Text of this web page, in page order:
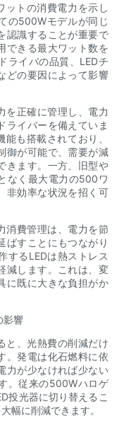
ットの消費電力を示し
の500Wモデルが同じ
認識することが重要で
できる最大ワット数を
ライバの品質、LEDチ
どの要因によって影響
を正確に管理し、電力
ライバーを備えていま
も搭載されており、
御が可能で、需要が減
きます。一方、旧型や
なく最大電力の500ワ
非効率な状況を招く可
消費管理は、電力を節
ばすことにもつながり
するLEDは熱ストレス
減します。これは、変
に既に大きな負担がか
影響
と、光熱費の削減だけ
。発電は化石燃料に依
力が少なければ少ない
。従来の500Wハロゲ
投光器に切り替えるこ
幅に削減できます。